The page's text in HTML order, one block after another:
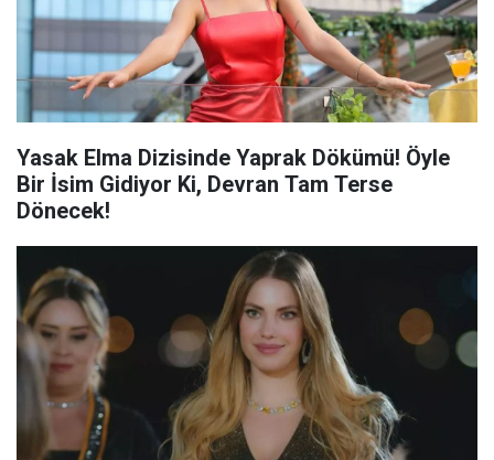
Yasak Elma Dizisinde Yaprak Dökümü! Öyle
Bir İsim Gidiyor Ki, Devran Tam Terse
Dönecek!